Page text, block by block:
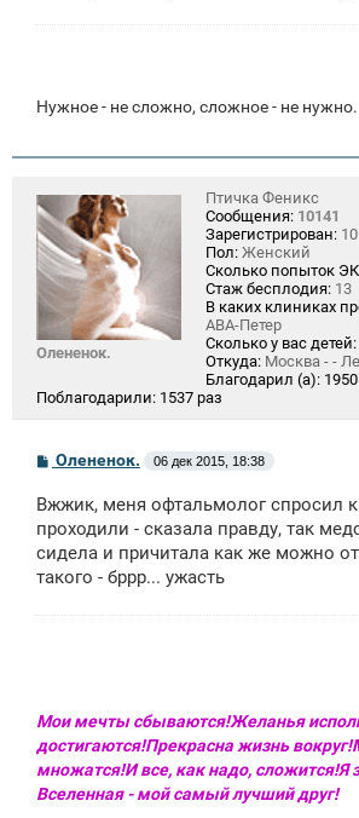
Нужное - не сложно, сложное - не нужно.
Олененок.
Птичка Феникс
Сообщения: 10141
Зарегистрирован:
Пол: Женский
Сколько попыток
Стаж бесплодия: 13
В каких клиниках
АВА-Петер
Сколько у вас детей:
Откуда: Москва - -
Благодарил (а):
Поблагодарили: 1537 раз
С
б
щ
е
н
и
Олененок. 06 дек 2015, 18:38
Вжжик, меня офтальмолог спросил
проходили - сказала правду, так
сидела и причитала как же можно
такого - бррр... ужасть
Мои мечты сбываются!Желанья
достигаются!Прекрасна жизнь
множатся!И все, как надо, сложится!Я
Вселенная - мой самый лучший друг!